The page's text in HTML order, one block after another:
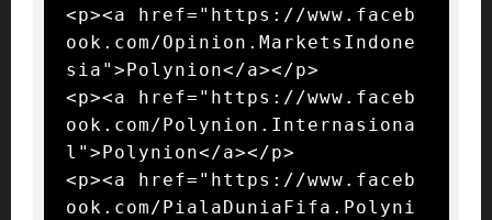
<p><a href="https://www.faceb
ook.com/Opinion.MarketsIndone
sia">Polynion</a></p>
<p><a href="https://www.faceb
ook.com/Polynion.Internasiona
l">Polynion</a></p>
<p><a href="https://www.faceb
ook.com/PialaDuniaFifa.Polyni